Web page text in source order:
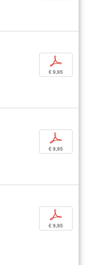
p
€ 9,95
p
€ 9,95
p
€ 9,95